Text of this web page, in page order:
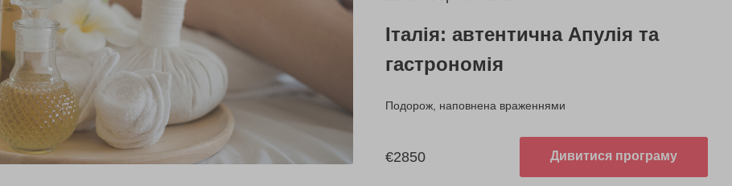
Італія: автентична Апулія та
гастрономія
Подорож, наповнена враженнями
€2850 Дивитися програму